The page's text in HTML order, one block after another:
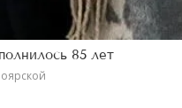
85 лет